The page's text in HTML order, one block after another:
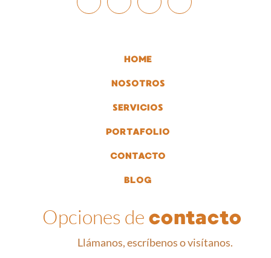
HOME
NOSOTROS
SERVICIOS
PORTAFOLIO
CONTACTO
BLOG
Opciones de contacto
Llámanos, escríbenos o visítanos.